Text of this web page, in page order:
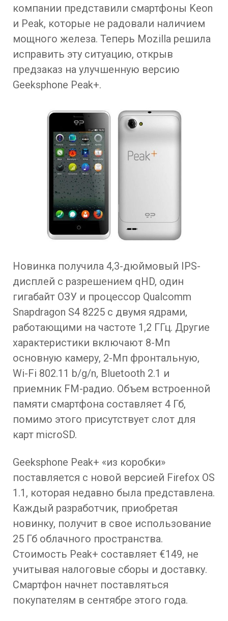
компании представили смартфоны Keon
и Peak, которые не радовали наличием
мощного железа. Теперь Mozilla решила
исправить эту ситуацию, открыв
предзаказ на улучшенную версию
Geeksphone Peak+.
Новинка получила 4,3-дюймовый IPS-
дисплей с разрешением qHD, один
гигабайт ОЗУ и процессор Qualcomm
Snapdragon S4 8225 с двумя ядрами,
работающими на частоте 1,2 ГГц. Другие
характеристики включают 8-Мп
основную камеру, 2-Мп фронтальную,
Wi-Fi 802.11 b/g/n, Bluetooth 2.1 и
приемник FM-радио. Объем встроенной
памяти смартфона составляет 4 Гб,
помимо этого присутствует слот для
карт microSD.
Geeksphone Peak+ «из коробки»
поставляется с новой версией Firefox OS
1.1, которая недавно была представлена.
Каждый разработчик, приобретая
новинку, получит в свое использование
25 Гб облачного пространства.
Стоимость Peak+ составляет €149, не
учитывая налоговые сборы и доставку.
Смартфон начнет поставляться
покупателям в сентябре этого года.